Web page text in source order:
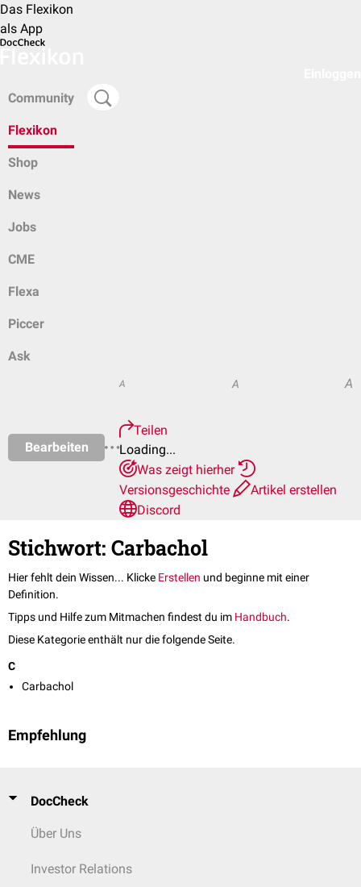
Das Flexikon
als App
Community
Flexikon
Shop
News
Jobs
CME
Flexa
Piccer
Ask
Bearbeiten
A A A
Teilen
Loading...
Was zeigt hierher
Versionsgeschichte
Artikel erstellen
Discord
Stichwort: Carbachol
Hier fehlt dein Wissen... Klicke Erstellen und beginne mit einer
Definition.
Tipps und Hilfe zum Mitmachen findest du im Handbuch.
Diese Kategorie enthält nur die folgende Seite.
C
Carbachol
Empfehlung
DocCheck
Über Uns
Investor Relations